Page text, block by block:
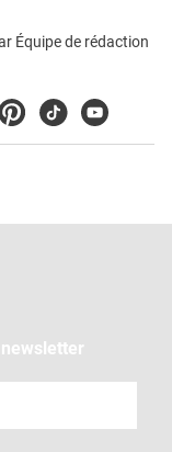
Équipe de rédaction
TiktokYoutube